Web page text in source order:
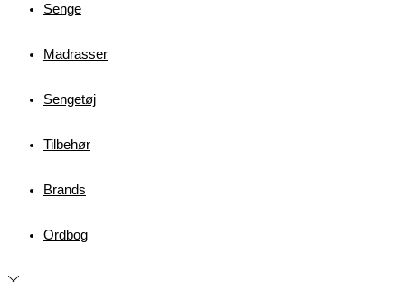
Senge
Madrasser
Sengetøj
Tilbehør
Brands
Ordbog